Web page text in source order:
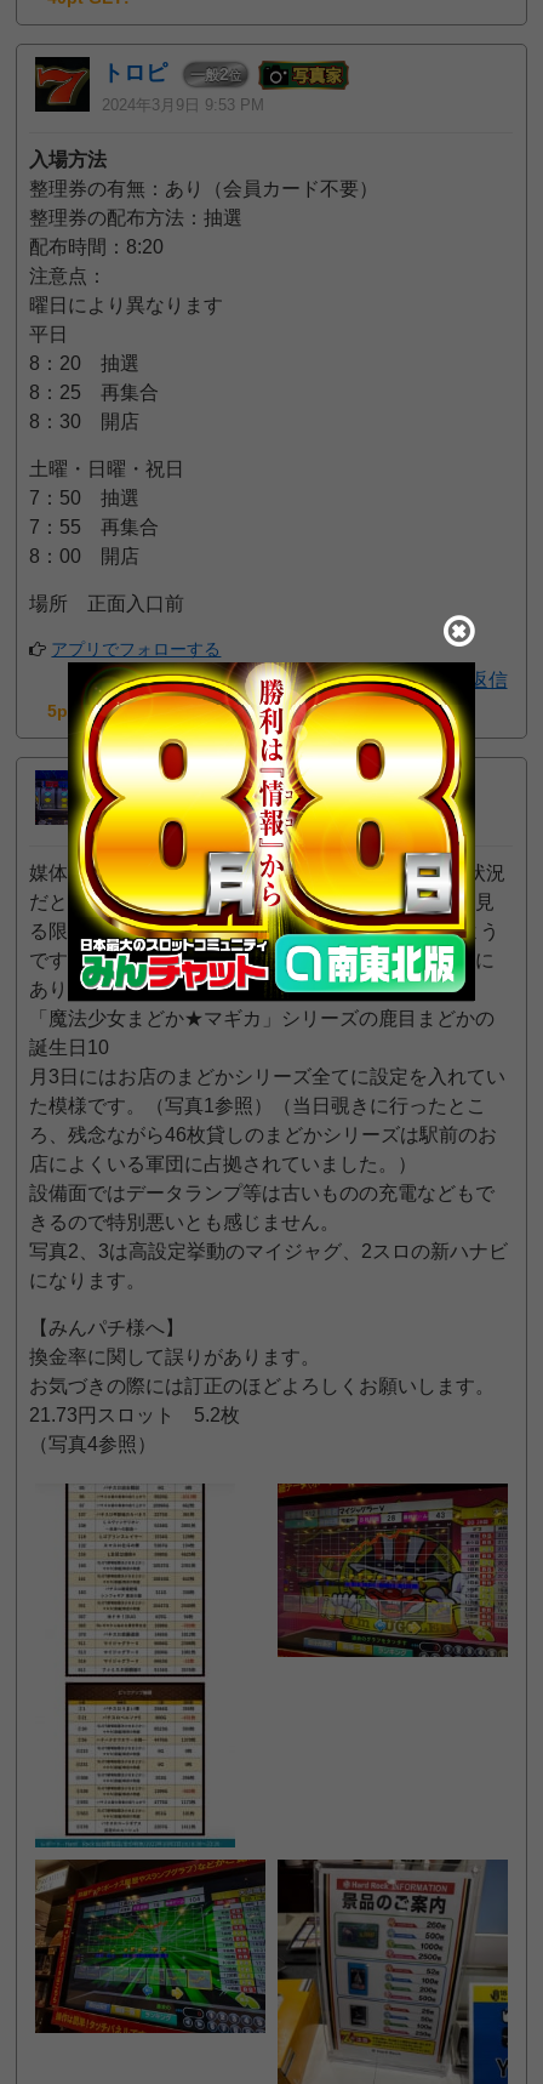
トロピ 一般2位
2024年3月9日 9:53 PM
入場方法
整理券の有無：あり（会員カード不要）
整理券の配布方法：抽選
配布時間：8:20
注意点：
曜日により異なります
平日
8：20 抽選
8：25 再集合
8：30 開店
土曜・日曜・祝日
7：50 抽選
7：55 再集合
8：00 開店
場所 正面入口前
アプリでフォローする
返信
5pt GET!
にとろ プロ44位
2024年1月5日 1:15 PM
媒体の取材が入っている際には6まで望めるような状況
だと思います。お茶はこう淹れるの取材では結果を見
る限り2、5、10スロの低貸にも設定を使っているよう
ですが、稼働率が低い為終日回されないこともザラに
あります。
「魔法少女まどか★マギカ」シリーズの鹿目まどかの
誕生日10
月3日にはお店のまどかシリーズ全てに設定を入れてい
た模様です。（写真1参照）（当日覗きに行ったとこ
ろ、残念ながら46枚貸しのまどかシリーズは駅前のお
店によくいる軍団に占拠されていました。）
設備面ではデータランプ等は古いものの充電などもで
きるので特別悪いとも感じません。
写真2、3は高設定挙動のマイジャグ、2スロの新ハナビ
になります。
【みんパチ様へ】
換金率に関して誤りがあります。
お気づきの際には訂正のほどよろしくお願いします。
21.73円スロット 5.2枚
（写真4参照）